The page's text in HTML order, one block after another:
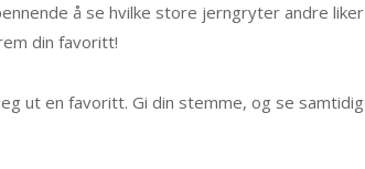
å se hvilke store jerngryter andre liker
din favoritt!
ut en favoritt. Gi din stemme, og se samtidig